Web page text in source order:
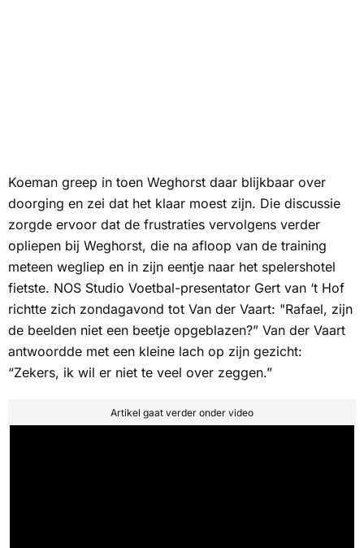
Koeman greep in toen Weghorst daar blijkbaar over
doorging en zei dat het klaar moest zijn. Die discussie
zorgde ervoor dat de frustraties vervolgens verder
opliepen bij Weghorst, die na afloop van de training
meteen wegliep en in zijn eentje naar het spelershotel
fietste. NOS Studio Voetbal-presentator Gert van ‘t Hof
richtte zich zondagavond tot Van der Vaart: "Rafael, zijn
de beelden niet een beetje opgeblazen?” Van der Vaart
antwoordde met een kleine lach op zijn gezicht:
“Zekers, ik wil er niet te veel over zeggen.”
Artikel gaat verder onder video